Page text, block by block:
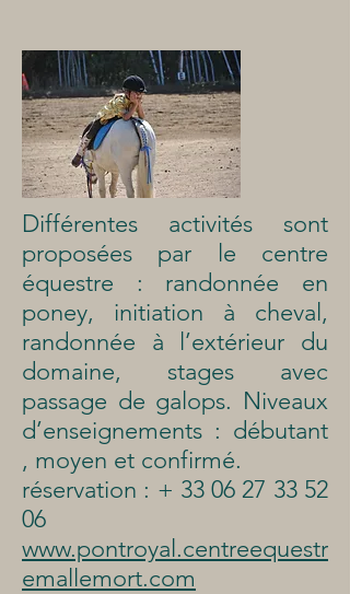
Différentes activités sont
proposées par le centre
équestre : randonnée en
poney, initiation à cheval,
randonnée à l’extérieur du
domaine, stages avec
passage de galops. Niveaux
d’enseignements : débutant
, moyen et confirmé.
réservation : + 33 06 27 33 52
06
www.pontroyal.centreequestr
emallemort.com